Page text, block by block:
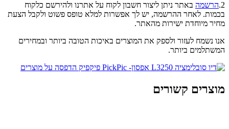
2. הרשמה באתר ניתן ליצור חשבון לקוח על אתרנו ולהירשם כלקוח
בכמות. לאחר ההרשמה, יש לך אפשרות למלא טופס פשוט ולקבל הצעת
מחיר מיוחדת ישירות מהאתר.
אנו נשמח לעזור ולספק את המוצרים באיכות הטובה ביותר ובמחירים
המשתלמים ביותר.
מוצרים קשורים